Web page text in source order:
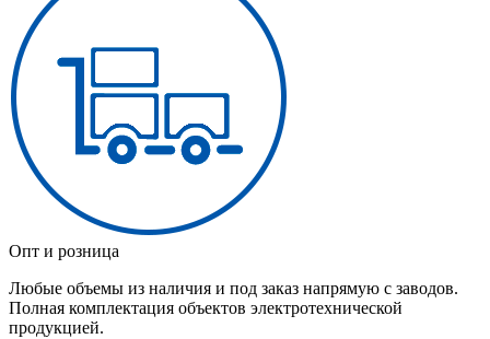
Опт и розница
Любые объемы из наличия и под заказ напрямую с заводов.
Полная комплектация объектов электротехнической
продукцией.